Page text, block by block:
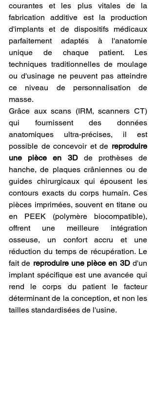
courantes et les plus vitales de la
fabrication additive est la production
d'implants et de dispositifs médicaux
parfaitement adaptés à l'anatomie
unique de chaque patient. Les
techniques traditionnelles de moulage
ou d'usinage ne peuvent pas atteindre
ce niveau de personnalisation de
masse.
Grâce aux scans (IRM, scanners CT)
qui fournissent des données
anatomiques ultra-précises, il est
possible de concevoir et de reproduire
une pièce en 3D de prothèses de
hanche, de plaques crâniennes ou de
guides chirurgicaux qui épousent les
contours exacts du corps humain. Ces
pièces imprimées, souvent en titane ou
en PEEK (polymère biocompatible),
offrent une meilleure intégration
osseuse, un confort accru et une
réduction du temps de récupération. Le
fait de reproduire une pièce en 3D d'un
implant spécifique est une avancée qui
rend le corps du patient le facteur
déterminant de la conception, et non les
tailles standardisées de l'usine.